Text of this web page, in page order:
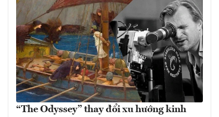
“The Odyssey” thay đổi xu hướng kinh